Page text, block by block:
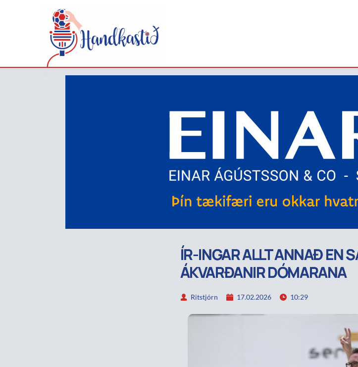
ÍR-INGAR ALLT ANNAÐ EN
ÁKVARÐANIR DÓMARANA
Ritstjórn 17.02.2026 10:29